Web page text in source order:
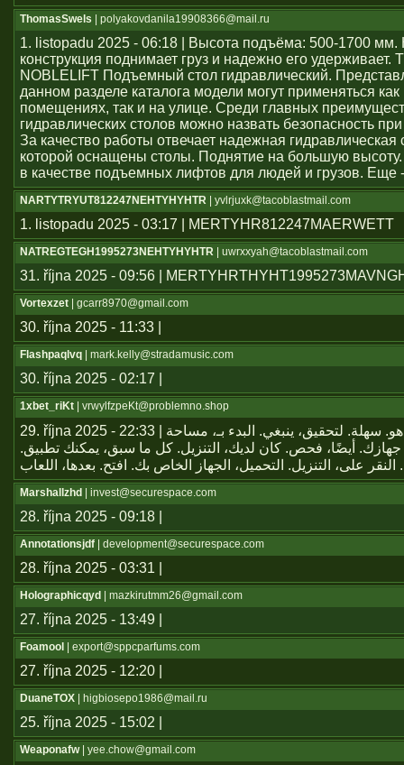
ThomasSwels | polyakovdanila19908366@mail.ru
1. listopadu 2025 - 06:18 | Высота подъёма: 500-1700
конструкция поднимает груз и надежно его удерживает.
NOBLELIFT Подъемный стол гидравлический.
данном разделе каталога модели могут применяться
помещениях, так и на улице. Среди главных
гидравлических столов можно назвать безопасность
За качество работы отвечает надежная гидравлическая
которой оснащены столы. Поднятие на большую
в качестве подъемных лифтов для людей и грузов. Еще
NARTYTRYUT812247NEHTYHYHTR | yvlrjuxk@tacoblastmail.com
1. listopadu 2025 - 03:17 | MERTYHR812247MAERWETT
NATREGTEGH1995273NEHTYHYHTR | uwrxxyah@tacoblastmail.com
31. října 2025 - 09:56 |
Vortexzet | gcarr8970@gmail.com
30. října 2025 - 11:33 |
Flashpaqlvq | mark.kelly@stradamusic.com
30. října 2025 - 02:17 |
1xbet_riKt | vrwylfzpeKt@problemno.shop
29. října 2025 - 22:33 | يعتبر تطبيق هو. سهلة. لتحقيق، ينبغي. البدء بـ، مساحة
أيضًا، فحص. كان لديك، التنزيل. كل ما سبق، يمكنك تطبيق.
Marshallzhd | invest@securespace.com
28. října 2025 - 09:18 |
Annotationsjdf | development@securespace.com
28. října 2025 - 03:31 |
Holographicqyd | mazkirutmm26@gmail.com
27. října 2025 - 13:49 |
Foamool | export@sppcparfums.com
27. října 2025 - 12:20 |
DuaneTOX | higbiosepo1986@mail.ru
25. října 2025 - 15:02 |
Weaponafw| yee.chow@gmail.com